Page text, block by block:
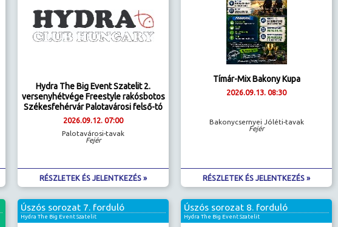
Hydra The Big Event Szatelit 2.
versenyhétvége Freestyle rakósbotos
Székesfehérvár Palotavárosi felső-tó
2026.09.12. 07:00
Palotavárosi-tavak
Fejér
RÉSZLETEK ÉS JELENTKEZÉS »
Tímár-Mix Bakony Kupa
2026.09.13. 08:30
Bakonycsernyei Jóléti-tavak
Fejér
RÉSZLETEK ÉS JELENTKEZÉS »
Úszós sorozat 7. forduló
Hydra The Big Event Szatelit
Úszós sorozat 8. forduló
Hydra The Big Event Szatelit